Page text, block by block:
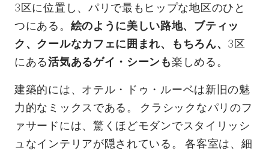
3区に位置し、パリで最もヒップな地区のひと
つにある。 絵のように美しい路地、ブティッ
ク、クールなカフェに囲まれ、もちろん、 3区
にある活気あるゲイ・シーンも楽しめる。
建築的には、オテル・ドゥ・ルーベは新旧の魅
力的なミックスである。 クラシックなパリのフ
ァサードには、驚くほどモダンでスタイリッシ
ュなインテリアが隠されている。 各客室は、細